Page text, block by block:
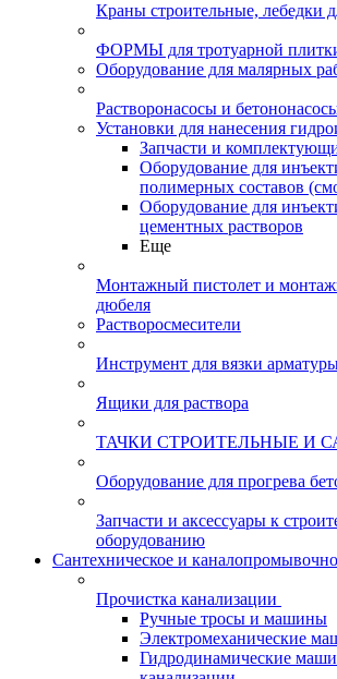
Краны строительные, лебедки
ФОРМЫ для тротуарной
Оборудование для малярных
Растворонасосы и
Установки для нанесения
Запчасти и
Оборудование для
полимерных составов
Оборудование для
цементных растворов
Еще
Монтажный пистолет и
дюбеля
Растворосмесители
Инструмент для вязки
Ящики для раствора
ТАЧКИ СТРОИТЕЛЬНЫЕ И
Оборудование для прогрева
Запчасти и аксессуары к
оборудованию
Сантехническое и
Прочистка канализации
Ручные тросы и машины
Электромеханические
Гидродинамические